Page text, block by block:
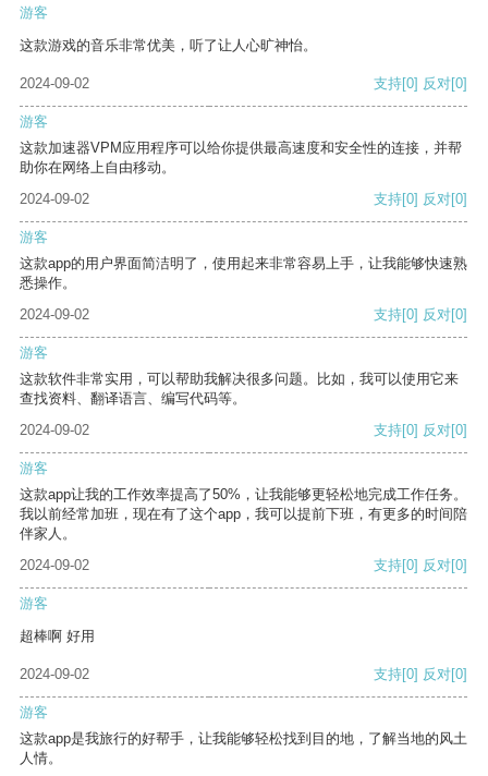
游客
这款游戏的音乐非常优美，听了让人心旷神怡。
2024-09-02 支持[0] 反对[0]
游客
这款加速器VPM应用程序可以给你提供最高速度和安全性的连接，并帮
助你在网络上自由移动。
2024-09-02
支持[0] 反对[0]
游客
这款app的用户界面简洁明了，使用起来非常容易上手，让我能够快速熟
悉操作。
2024-09-02
支持[0] 反对[0]
游客
这款软件非常实用，可以帮助我解决很多问题。比如，我可以使用它来
查找资料、翻译语言、编写代码等。
2024-09-02
支持[0] 反对[0]
游客
这款app让我的工作效率提高了50%，让我能够更轻松地完成工作任务。
我以前经常加班，现在有了这个app，我可以提前下班，有更多的时间陪
伴家人。
2024-09-02
支持[0] 反对[0]
游客
超棒啊 好用
2024-09-02 支持[0] 反对[0]
游客
这款app是我旅行的好帮手，让我能够轻松找到目的地，了解当地的风土
人情。